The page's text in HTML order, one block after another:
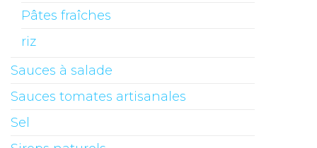
Pâtes fraîches
riz
Sauces à salade
Sauces tomates artisanales
Sel